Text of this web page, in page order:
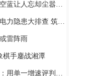
忘却尘嚣，沉醉其中
排查 筑牢安全“防护网”
雷阵雨
棋手鏖战湘潭
评判区域经济有三大误区